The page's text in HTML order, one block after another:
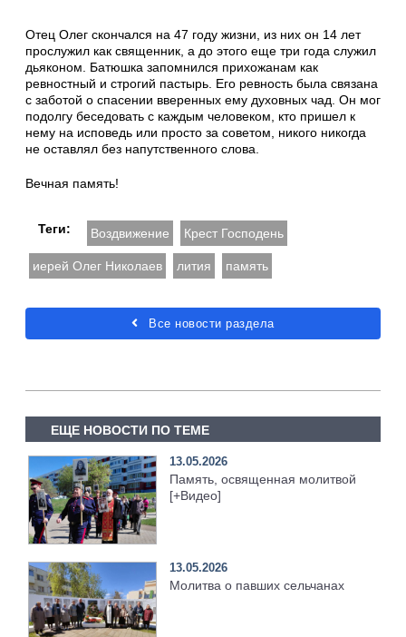
Отец Олег скончался на 47 году жизни, из них он 14 лет
прослужил как священник, а до этого еще три года служил
дьяконом. Батюшка запомнился прихожанам как
ревностный и строгий пастырь. Его ревность была связана
с заботой о спасении вверенных ему духовных чад. Он мог
подолгу беседовать с каждым человеком, кто пришел к
нему на исповедь или просто за советом, никого никогда
не оставлял без напутственного слова.
Вечная память!
Теги: Воздвижение Крест Господень
иерей Олег Николаев лития память
Все новости раздела
ЕЩЕ НОВОСТИ ПО ТЕМЕ
13.05.2026
Память, освященная молитвой
[+Видео]
13.05.2026
Молитва о павших сельчанах